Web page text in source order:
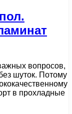
вопросов,
шуток. Потому
в прохладные